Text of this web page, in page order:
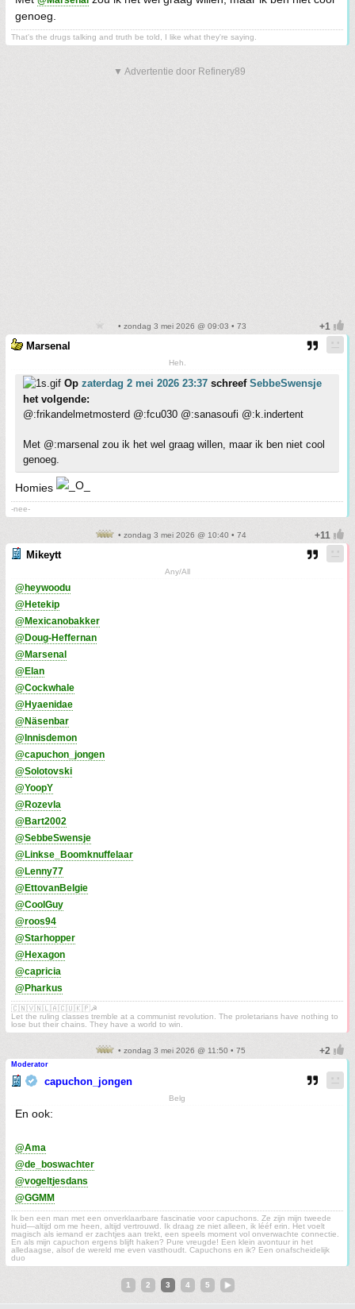
genoeg.
That's the drugs talking and truth be told, I like what they're saying.
▼ Advertentie door Refinery89
• zondag 3 mei 2026 @ 09:03 • 73
Marsenal
Heh.
Op zaterdag 2 mei 2026 23:37 schreef SebbeSwensje
het volgende:
@:frikandelmetmosterd @:fcu030 @:sanasoufi @:k.indertent
Met @:marsenal zou ik het wel graag willen, maar ik ben niet cool
genoeg.
Homies
-nee-
• zondag 3 mei 2026 @ 10:40 • 74
Mikeytt
Any/All
@heywoodu
@Hetekip
@Mexicanobakker
@Doug-Heffernan
@Marsenal
@Elan
@Cockwhale
@Hyaenidae
@Näsenbar
@Innisdemon
@capuchon_jongen
@Solotovski
@YoopY
@Rozevla
@Bart2002
@SebbeSwensje
@Linkse_Boomknuffelaar
@Lenny77
@EttovanBelgie
@CoolGuy
@roos94
@Starhopper
@Hexagon
@capricia
@Pharkus
🇨🇳🇻🇳🇱🇦🇨🇺🇰🇵☭
Let the ruling classes tremble at a communist revolution. The proletarians have nothing to
lose but their chains. They have a world to win.
• zondag 3 mei 2026 @ 11:50 • 75
Moderator
capuchon_jongen
Belg
En ook:
@Ama
@de_boswachter
@vogeltjesdans
@GGMM
Ik ben een man met een onverklaarbare fascinatie voor capuchons. Ze zijn mijn tweede
huid—altijd om me heen, altijd vertrouwd. Ik draag ze niet alleen, ik lééf erin. Het voelt
magisch als iemand er zachtjes aan trekt, een speels moment vol onverwachte connectie.
En als mijn capuchon ergens blijft haken? Pure vreugde! Een klein avontuur in het
alledaagse, alsof de wereld me even vasthoudt. Capuchons en ik? Een onafscheidelijk
duo
1 2 3 4 5